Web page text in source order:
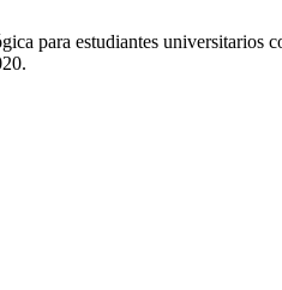
para estudiantes